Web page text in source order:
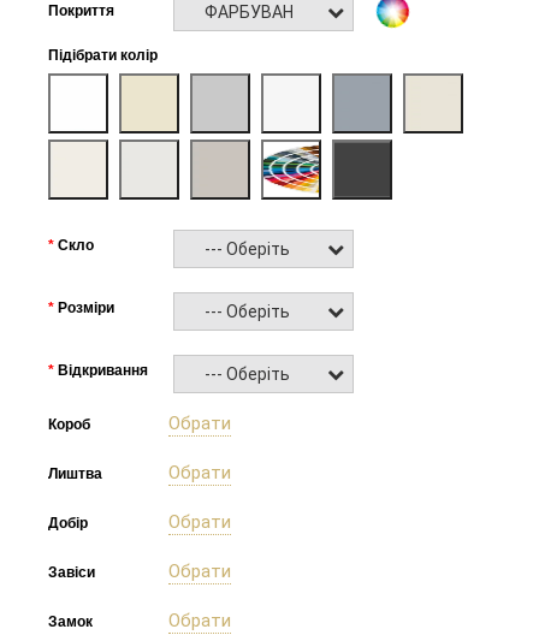
Покриття ФАРБУВАННЯ RAL NCS
Підібрати колір
Скло --- Оберіть ---
Розміри --- Оберіть ---
Відкривання --- Оберіть ---
Короб Обрати
Лиштва Обрати
Добір Обрати
Завіси Обрати
Замок Обрати